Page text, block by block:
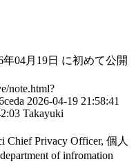
年04月19日 に初めて公開
note.html?
2026-04-19 21:58:41
Takayuki
Chief Privacy Officer, 個人
of infromation